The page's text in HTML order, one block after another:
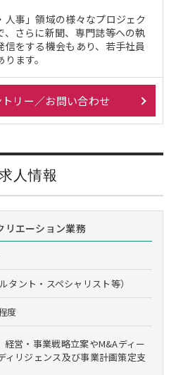
人事」領域の様々なプロジェク
、さらに新聞、専門誌等への執
をする機会もあり、若手社員
ます。
リー／お問い合わせ
人情報
リエーション業務
タント・スペシャリスト等）
度
営・事業戦略立案やM&Aディー
ィリジェンス及び事業計画策定支